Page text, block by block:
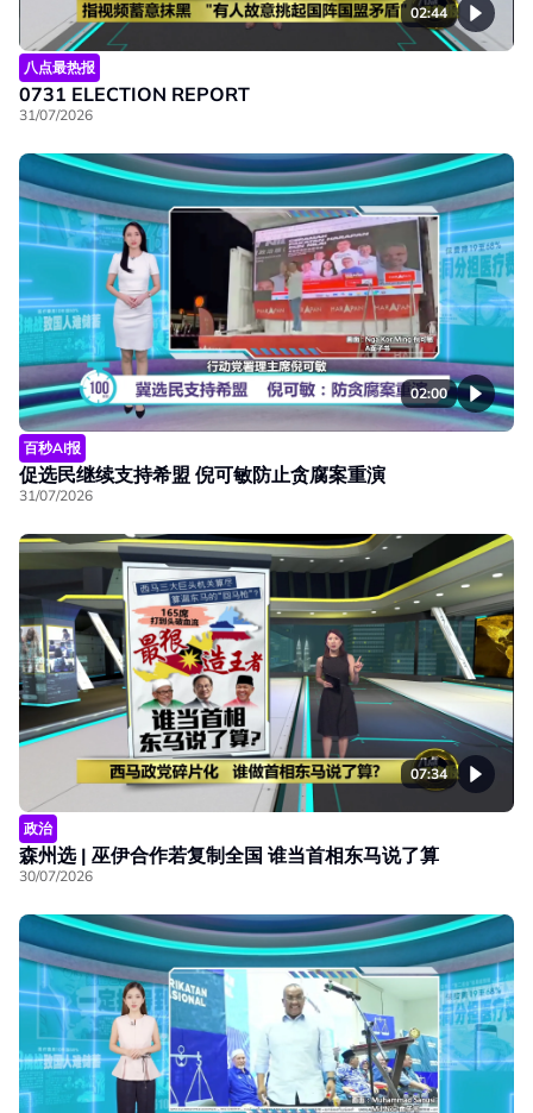
02:44
八点最热报
0731 ELECTION REPORT
31/07/2026
02:00
百秒AI报
促选民继续支持希盟 倪可敏防止贪腐案重演
31/07/2026
07:34
政治
森州选 | 巫伊合作若复制全国 谁当首相东马说了算
30/07/2026